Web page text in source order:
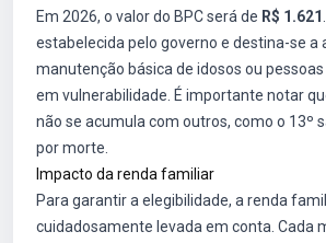
Em 2026, o valor do BPC será de R$ 1.621
estabelecida pelo governo e destina-se a
manutenção básica de idosos ou
em vulnerabilidade. É importante notar
não se acumula com outros, como o 13º
por morte.
Impacto da renda familiar
Para garantir a elegibilidade, a renda
cuidadosamente levada em conta. Cada